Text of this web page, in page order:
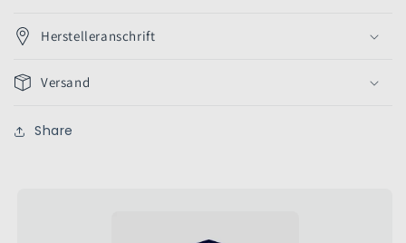
Herstelleranschrift
Versand
Share